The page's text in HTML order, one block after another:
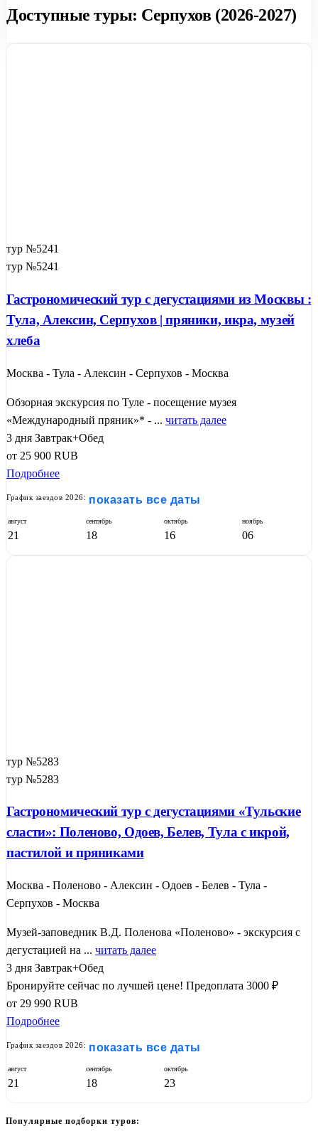
Доступные туры: Серпухов (2026-2027)
тур №5241
тур №5241
Гастрономический тур с дегустациями из Москвы :
Тула, Алексин, Серпухов | пряники, икра, музей
хлеба
Москва - Тула - Алексин - Серпухов - Москва
Обзорная экскурсия по Туле - посещение музея
«Международный пряник»* - ... читать далее
3 дня Завтрак+Обед
от 25 900 RUB
Подробнее
График заездов 2026: показать все даты
август
21
сентябрь
18
октябрь
16
ноябрь
06
тур №5283
тур №5283
Гастрономический тур с дегустациями «Тульские
сласти»: Поленово, Одоев, Белев, Тула с икрой,
пастилой и пряниками
Москва - Поленово - Алексин - Одоев - Белев - Тула -
Серпухов - Москва
Музей-заповедник В.Д. Поленова «Поленово» - экскурсия с
дегустацией на ... читать далее
3 дня Завтрак+Обед
Бронируйте сейчас по лучшей цене! Предоплата 3000 ₽
от 29 990 RUB
Подробнее
График заездов 2026: показать все даты
август
21
сентябрь
18
октябрь
23
Популярные подборки туров: